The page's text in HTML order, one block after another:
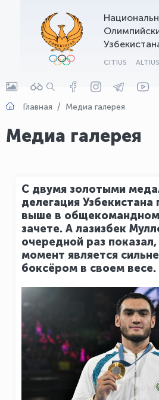
CITIUS ALTIUS
Главная Медиа галерея
Медиа галерея
С двумя золотыми
делегация
выше в
зачете. А лазизбек
очередной раз
момент является
боксёром в своем весе.
OLYMPCHIK AI - yordamchi
Онлайн · olympic.uz